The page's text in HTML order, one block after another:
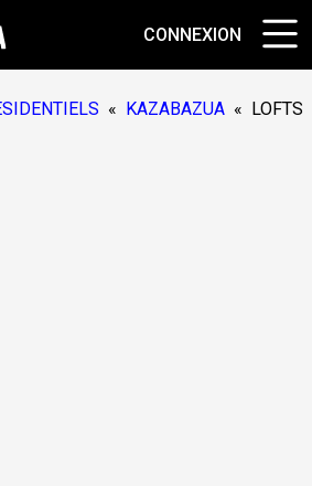
CONNEXION
« KAZABAZUA « LOFTS